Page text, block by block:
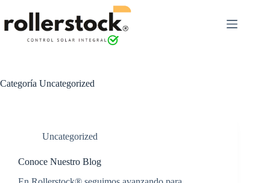
contenido
Categoría Uncategorized
Uncategorized
Conoce Nuestro Blog